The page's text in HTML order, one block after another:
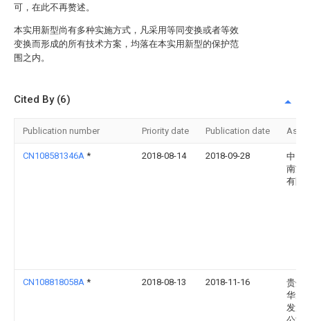
可，在此不再赘述。
本实用新型尚有多种实施方式，凡采用等同变换或者等效
变换而形成的所有技术方案，均落在本实用新型的保护范
围之内。
Cited By (6)
Publication number Priority date Publication date
CN108581346A * 2018-08-14 2018-09-28
中国
南方
有限
CN108818058A * 2018-08-13 2018-11-16
贵州
华元
发展